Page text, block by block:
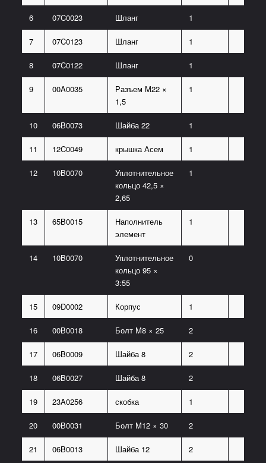
6 07C0023 Шланг 1
7 07C0123 Шланг 1
8 07C0122 Шланг 1
9 00A0035
Разъем M22 ×
1,5
1
10 06B0073 Шайба 22 1
11 12C0049 крышка Асем 1
12 10B0070
Уплотнительное
кольцо 42,5 ×
2,65
1
13 65B0015
Наполнитель
элемент
1
14 10B0070
Уплотнительное
кольцо 95 ×
3:55
0
15 09D0002 Корпус 1
16 00B0018 Болт M8 × 25 2
17 06B0009 Шайба 8 2
18 06B0027 Шайба 8 2
19 23A0256 скобка 1
20 00B0031 Болт M12 × 30 2
21 06B0013 Шайба 12 2